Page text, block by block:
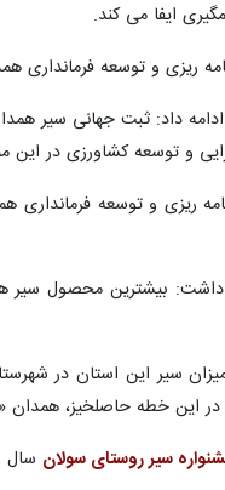
ایفا می کند.
ریزی و توسعه فرمانداری
ادامه داد: ثبت جهانی سیر
و توسعه کشاورزی در
در این خطه حاصلخیز،
سیر روستای سولان سال ۱۳۹۸ برگزار شد که در چند سال اخیر و به دلیل شیوع ویروس کرونا این جشنواره برگزار نشده است.